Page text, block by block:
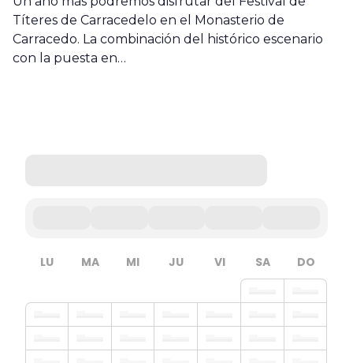
Títeres de Carracedelo en el Monasterio de
Carracedo. La combinación del histórico escenario
con la puesta en…
LU MA MI JU VI SA DO